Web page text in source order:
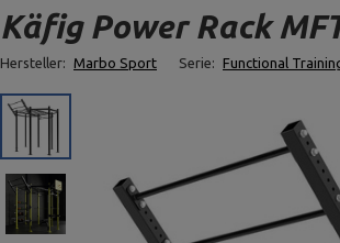
Käfig Power Rack
Hersteller: Marbo Sport Serie: Functional